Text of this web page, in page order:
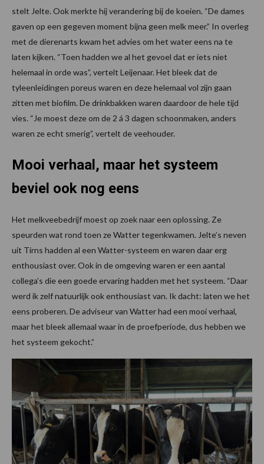
stelt Jelte. Ook merkte hij verandering bij de koeien. “De dames
gaven op een gegeven moment bijna geen melk meer.” In overleg
met de dierenarts kwam het advies om het water eens na te
laten kijken. “Toen hadden we al het gevoel dat er iets niet
helemaal in orde was”, vertelt Leijenaar. Het bleek dat de
tyleenleidingen poreus waren en deze helemaal vol zijn gaan
zitten met biofilm. De drinkbakken waren daardoor de hele tijd
vies. “Je moest deze om de 2 á 3 dagen schoonmaken, anders
waren ze echt smerig”, vertelt de veehouder.
Mooi verhaal, maar het systeem
beviel ook nog eens
Het melkveebedrijf moest op zoek naar een oplossing. Ze
speurden wat rond toen ze Watter tegenkwamen. Jelte’s neven
uit Tirns hadden al een Watter-systeem en waren daar erg
enthousiast over. Ook in de omgeving waren er een aantal
collega’s die een goede ervaring hadden met het systeem. “Daar
werd ik zelf natuurlijk ook enthousiast van. Ik dacht: laten we het
eens proberen. De adviseur van Watter had een mooi verhaal,
maar het bleek allemaal waar in de proefperiode, dus hebben we
het systeem gekocht.”